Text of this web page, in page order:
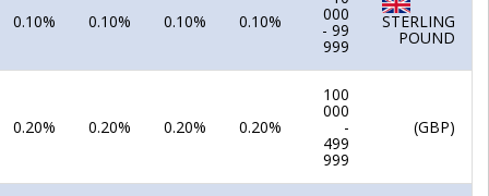
STERLING
POUND
000
- 99
999
0.10%
0.10%
0.10%
0.10%
(GBP)
100
000
-
499
999
0.20%
0.20%
0.20%
0.20%